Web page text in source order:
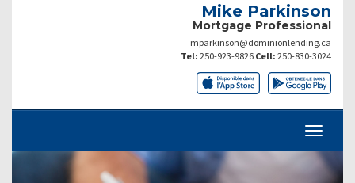
Mike Parkinson
Mortgage Professional
mparkinson@dominionlending.ca
Tel: 250-923-9826 Cell: 250-830-3024